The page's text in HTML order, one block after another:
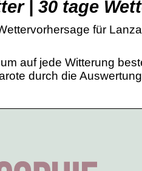
| 30 tage
für
auf jede Witterung
durch die